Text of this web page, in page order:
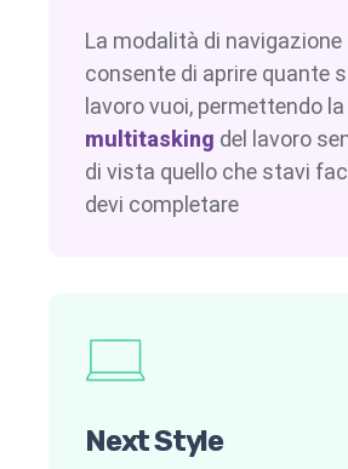
La modalità di navigazione
consente di aprire quante
lavoro vuoi, permettendo
multitasking del lavoro
di vista quello che stavi
devi completare
Next Style